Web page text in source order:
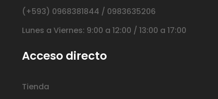
(+593) 0968381844 / 0983635206
Lunes a Viernes: 9:00 a 12:00 / 13:00 a 17:00
Acceso directo
Tienda